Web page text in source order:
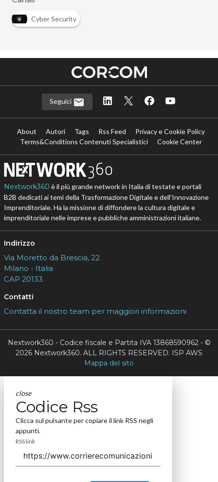
Cyber Security
Seguici
About Autori Tags Rss Feed
Privacy e Cookie Policy
Terms&Conditions Contenuti Specialistici
Cookie Center
Nextwork360 è il più grande network in Italia di testate e portali
B2B dedicati ai temi della Trasformazione Digitale e dell’Innovazione
Imprenditoriale. Ha la missione di diffondere la cultura digitale e
imprenditoriale nelle imprese e pubbliche amministrazioni italiane.
Indirizzo
Via Moretto da Brescia, 22
Milano - Italia
CAP 20133
Contatti
Contatta il nostro team per maggiori informazioni
Nextwork360 - Codice fiscale e Partita IVA 13868590962 - ©
2026 Nextwork360. ALL RIGHTS RESERVED. ISP AWS
Mappa del sito
close
Codice Rss
Clicca sul pulsante per copiare il link RSS negli
appunti.
RSS link